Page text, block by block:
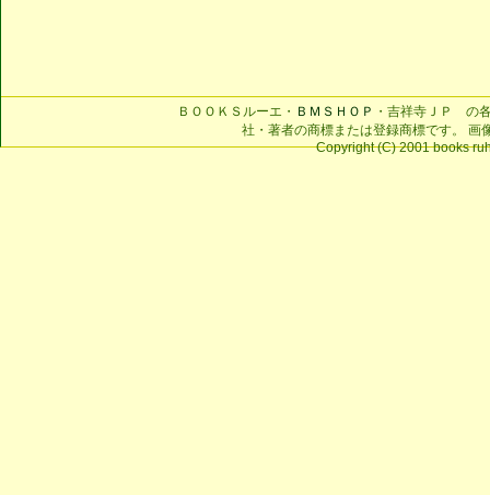
ＢＯＯＫＳルーエ・ ＢＭＳＨＯＰ ・吉祥寺ＪＰ の
社・著者の商標または登録商標です。 画
Copyright (C) 2001 books